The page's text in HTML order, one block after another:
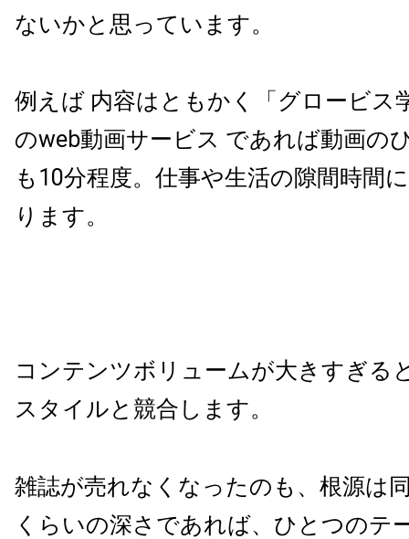
ないかと思っています。
例えば 内容はともかく「グロービス
のweb動画サービス であれば動画の
も10分程度。仕事や生活の隙間時間
ります。
コンテンツボリュームが大きすぎる
スタイルと競合します。
雑誌が売れなくなったのも、根源は
くらいの深さであれば、ひとつのテ